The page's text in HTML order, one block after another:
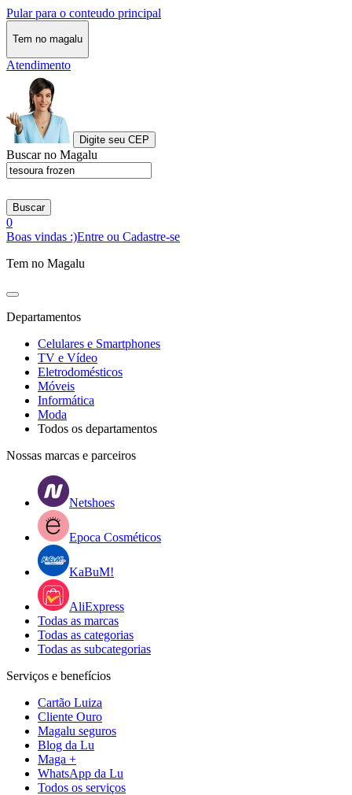
Pular para o conteudo principal
Tem no magalu
Atendimento
Digite seu CEP
Buscar no Magalu
Buscar
0
Boas vindas :)Entre ou Cadastre-se
Tem no Magalu
Departamentos
Celulares e Smartphones
TV e Vídeo
Eletrodomésticos
Móveis
Informática
Moda
Todos os departamentos
Nossas marcas e parceiros
Netshoes
Epoca Cosméticos
KaBuM!
AliExpress
Todas as marcas
Todas as categorias
Todas as subcategorias
Serviços e benefícios
Cartão Luiza
Cliente Ouro
Magalu seguros
Blog da Lu
Maga +
WhatsApp da Lu
Todos os serviços